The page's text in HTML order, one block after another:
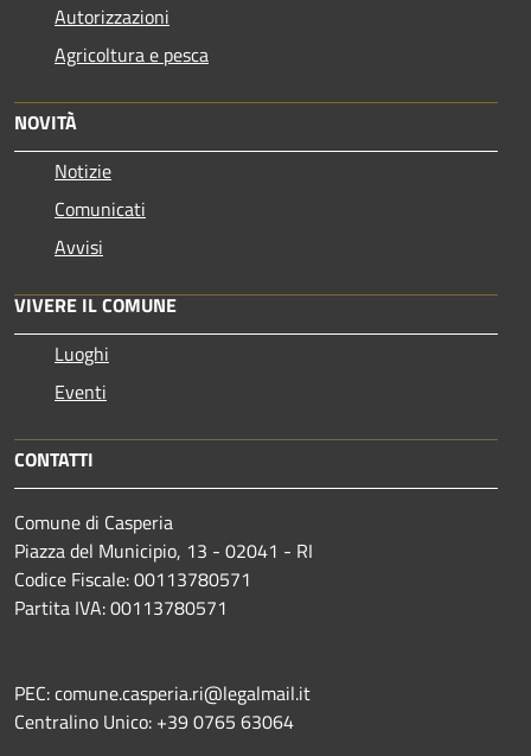
Autorizzazioni
Agricoltura e pesca
NOVITÀ
Notizie
Comunicati
Avvisi
VIVERE IL COMUNE
Luoghi
Eventi
CONTATTI
Comune di Casperia
Piazza del Municipio, 13 - 02041 - RI
Codice Fiscale: 00113780571
Partita IVA: 00113780571
PEC: comune.casperia.ri@legalmail.it
Centralino Unico: +39 0765 63064